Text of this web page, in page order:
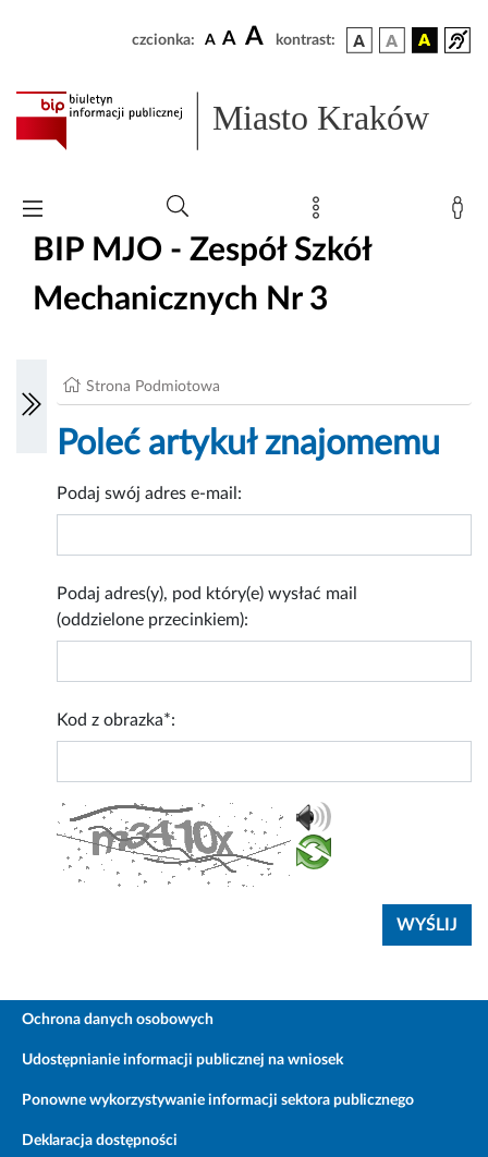
czcionka: A A A kontrast:
Miasto Kraków
BIP MJO - Zespół Szkół
Mechanicznych Nr 3
Strona Podmiotowa
Poleć artykuł znajomemu
Podaj swój adres e-mail:
Podaj adres(y), pod który(e) wysłać mail
(oddzielone przecinkiem):
Kod z obrazka*:
Ochrona danych osobowych
Udostępnianie informacji publicznej na wniosek
Ponowne wykorzystywanie informacji sektora publicznego
Deklaracja dostępności